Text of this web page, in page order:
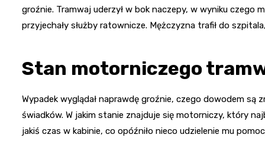
groźnie. Tramwaj uderzył w bok naczepy, w wyniku czego
przyjechały służby ratownicze. Mężczyzna trafił do
Stan motorniczego
Wypadek wyglądał naprawdę groźnie, czego dowodem są
świadków. W jakim stanie znajduje się motorniczy, który
jakiś czas w kabinie, co opóźniło nieco udzielenie mu